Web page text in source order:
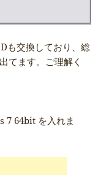
も交換しており、総
てます。ご理解く
7 64bit を入れま